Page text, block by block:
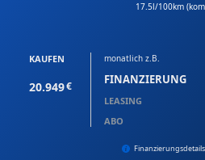
17.5l/100km
monatlich z.B.
FINANZIERUNG
LEASING
ABO
KAUFEN
20.949